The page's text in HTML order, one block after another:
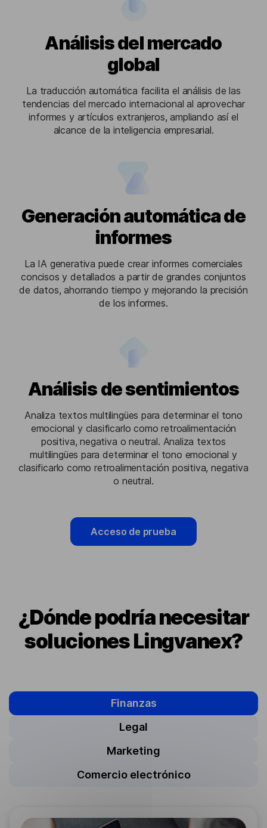
Análisis del mercado
global
La traducción automática facilita el análisis de las
tendencias del mercado internacional al aprovechar
informes y artículos extranjeros, ampliando así el
alcance de la inteligencia empresarial.
Generación automática de
informes
La IA generativa puede crear informes comerciales
concisos y detallados a partir de grandes conjuntos
de datos, ahorrando tiempo y mejorando la precisión
de los informes.
Análisis de sentimientos
Analiza textos multilingües para determinar el tono
emocional y clasificarlo como retroalimentación
positiva, negativa o neutral. Analiza textos
multilingües para determinar el tono emocional y
clasificarlo como retroalimentación positiva, negativa
o neutral.
Acceso de prueba
¿Dónde podría necesitar
soluciones Lingvanex?
Finanzas
Legal
Marketing
Comercio electrónico